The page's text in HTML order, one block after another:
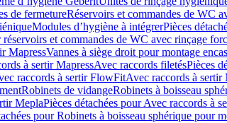
de fermetureRéservoirs et commandes de WC
Modules d’hygiène à intégrerPièces
réservoirs et commandes de WC avec rinçage
MapressVannes à siège droit pour montage
à sertir MapressAvec raccords filetésPièces
raccords à sertir FlowFitAvec raccords à sertir
Robinets de vidangeRobinets à boisseau
MeplaPièces détachées pour Avec raccords à
pour Robinets à boisseau sphérique pour